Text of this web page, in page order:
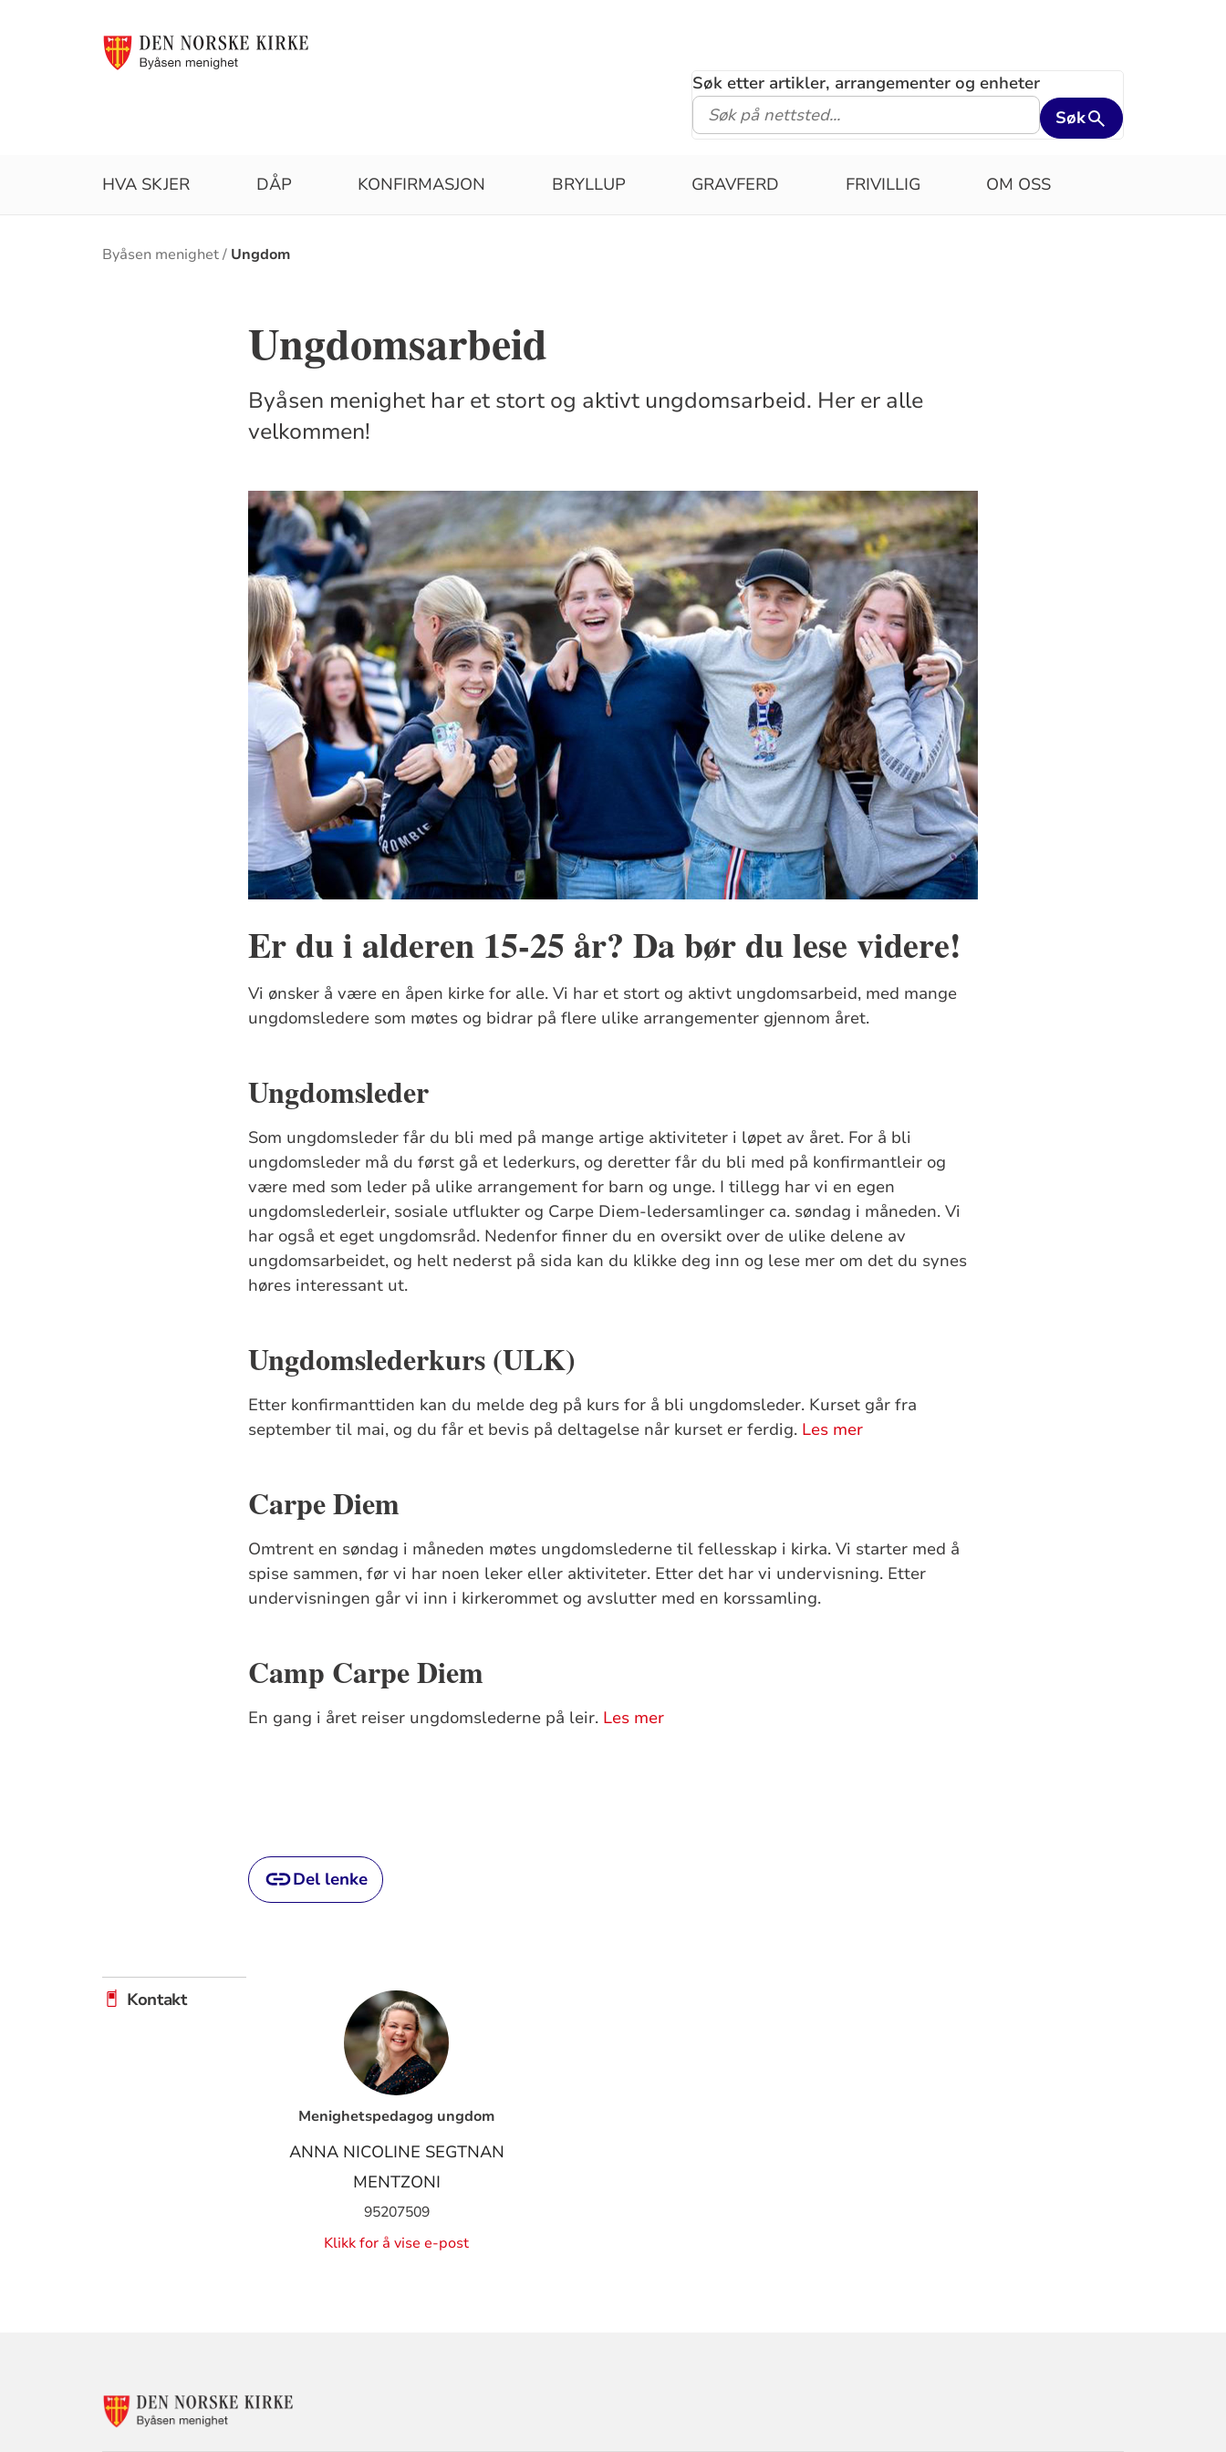
Søk etter artikler, arrangementer og enheter
Søk
HVA SKJER DÅP KONFIRMASJON BRYLLUP GRAVFERD FRIVILLIG OM OSS
Brødsmulesti
Byåsen menighet Ungdom
Ungdomsarbeid
Byåsen menighet har et stort og aktivt ungdomsarbeid. Her er alle
velkommen!
Er du i alderen 15-25 år? Da bør du lese videre!
Vi ønsker å være en åpen kirke for alle. Vi har et stort og aktivt ungdomsarbeid, med mange
ungdomsledere som møtes og bidrar på flere ulike arrangementer gjennom året.
Ungdomsleder
Som ungdomsleder får du bli med på mange artige aktiviteter i løpet av året. For å bli
ungdomsleder må du først gå et lederkurs, og deretter får du bli med på konfirmantleir og
være med som leder på ulike arrangement for barn og unge. I tillegg har vi en egen
ungdomslederleir, sosiale utflukter og Carpe Diem-ledersamlinger ca. søndag i måneden. Vi
har også et eget ungdomsråd. Nedenfor finner du en oversikt over de ulike delene av
ungdomsarbeidet, og helt nederst på sida kan du klikke deg inn og lese mer om det du synes
høres interessant ut.
Ungdomslederkurs (ULK)
Etter konfirmanttiden kan du melde deg på kurs for å bli ungdomsleder. Kurset går fra
september til mai, og du får et bevis på deltagelse når kurset er ferdig. Les mer
Carpe Diem
Omtrent en søndag i måneden møtes ungdomslederne til fellesskap i kirka. Vi starter med å
spise sammen, før vi har noen leker eller aktiviteter. Etter det har vi undervisning. Etter
undervisningen går vi inn i kirkerommet og avslutter med en korssamling.
Camp Carpe Diem
En gang i året reiser ungdomslederne på leir. Les mer
Del lenke
Kontakt
Menighetspedagog ungdom
ANNA NICOLINE SEGTNAN
MENTZONI
95207509
Klikk for å vise e-post